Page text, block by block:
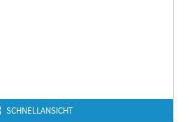
SCHNELLANSICHT